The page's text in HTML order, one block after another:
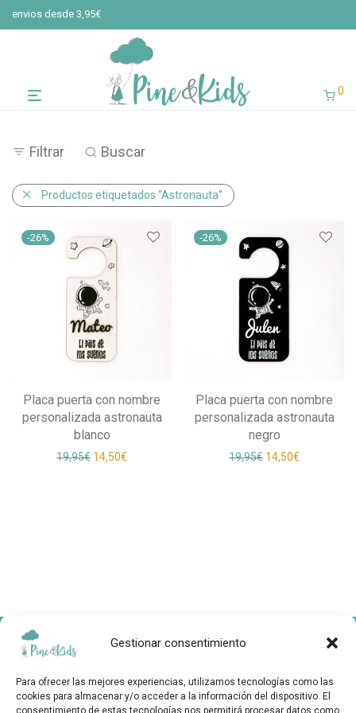
Gestionar consentimiento
Para ofrecer las mejores experiencias, utilizamos tecnologías como las
cookies para almacenar y/o acceder a la información del dispositivo. El
consentimiento de estas tecnologías nos permitirá procesar datos como
envios desde 3,95€
0
Filtrar Buscar
Productos etiquetados “Astronauta”
-26%
Placa puerta con nombre
personalizada astronauta
blanco
19,95€ El precio original era: 19,95€.
14,50€ El precio actual es: 14,50€.
-26%
Placa puerta con nombre
personalizada astronauta
negro
19,95€ El precio original
14,50€
Sobre Nosotros
Contactar